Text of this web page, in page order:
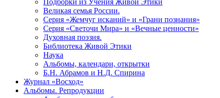
Подборки из Учения Живой Этики
Великая семья России.
Серия «Жемчуг исканий» и «Грани познания»
Серия «Светочи Мира» и «Вечные ценности»
Духовная поэзия.
Библиотека Живой Этики
Наука
Альбомы, календари, открытки
Б.Н. Абрамов и Н.Д. Спирина
Журнал «Восход»
Альбомы. Репродукции